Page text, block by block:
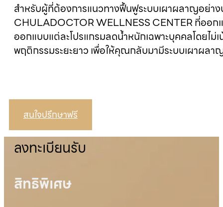
สำหรับผู้ที่ต้องการแนวทางฟื้นฟูระบบเผาผลาญอย่า
CHULADOCTOR WELLNESS CENTER ที่ออก
ออกแบบแต่ละโปรแกรมลดน้ำหนักเฉพาะบุคคลโดยไ
พฤติกรรมระยะยาว เพื่อให้คุณกลับมามีระบบเผาผล
สนใจปรึกษาฟรี
ลงทะเบียนรับ
สิทธิพิเศษ